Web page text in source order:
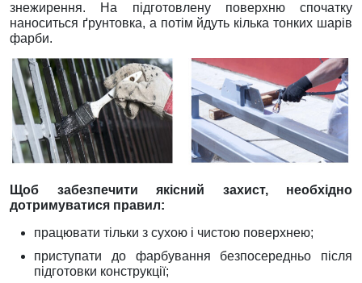
знежирення. На підготовлену поверхню спочатку
наноситься ґрунтовка, а потім йдуть кілька тонких шарів
фарби.
Щоб забезпечити якісний захист, необхідно
дотримуватися правил:
працювати тільки з сухою і чистою поверхнею;
приступати до фарбування безпосередньо після
підготовки конструкції;